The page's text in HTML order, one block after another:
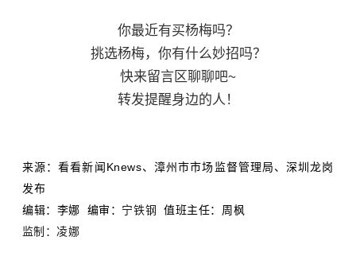
你最近有买杨梅吗？
挑选杨梅，你有什么妙招吗？
快来留言区聊聊吧~
转发提醒身边的人！
来源：看看新闻Knews、漳州市市场监督管理局、深圳龙岗
发布
编辑：李娜 编审： 宁铁钢
值班主任：周枫
监制：凌娜